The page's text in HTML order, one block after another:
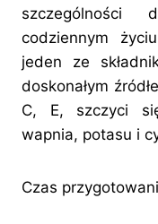
codziennym
jeden ze
doskonałym
C, E, szczyci
wapnia, potasu i
Czas